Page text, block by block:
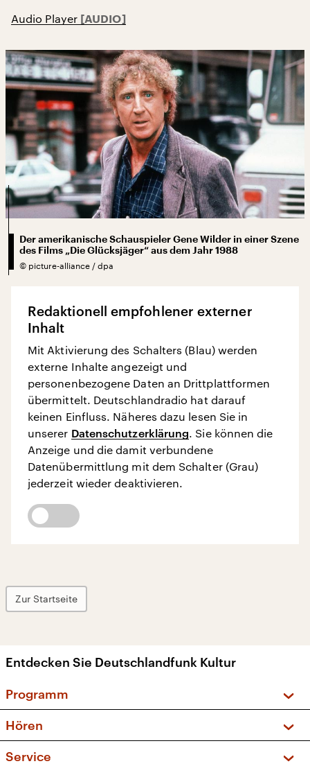
Audio Player
Der amerikanische Schauspieler Gene Wilder in einer Szene
des Films „Die Glücksjäger“ aus dem Jahr 1988
© picture-alliance / dpa
Redaktionell empfohlener externer
Inhalt
Mit Aktivierung des Schalters (Blau) werden
externe Inhalte angezeigt und
personenbezogene Daten an Drittplattformen
übermittelt. Deutschlandradio hat darauf
keinen Einfluss. Näheres dazu lesen Sie in
unserer Datenschutzerklärung. Sie können die
Anzeige und die damit verbundene
Datenübermittlung mit dem Schalter (Grau)
jederzeit wieder deaktivieren.
Zur Startseite
Entdecken Sie Deutschlandfunk Kultur
Programm
Sendungen und Podcasts
Hören
Service